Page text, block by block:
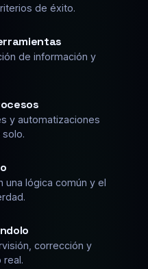
de éxito.
de información y
y automatizaciones
una lógica común y el
corrección y
real.